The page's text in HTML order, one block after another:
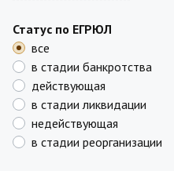
Статус по ЕГРЮЛ
все
в стадии банкротства
действующая
в стадии ликвидации
недействующая
в стадии реорганизации